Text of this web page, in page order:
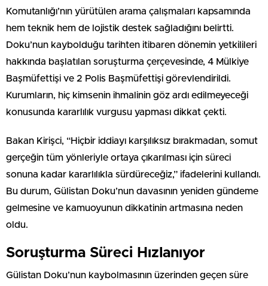
Komutanlığı’nın yürütülen arama çalışmaları kapsamında
hem teknik hem de lojistik destek sağladığını belirtti.
Doku’nun kaybolduğu tarihten itibaren dönemin yetkilileri
hakkında başlatılan soruşturma çerçevesinde, 4 Mülkiye
Başmüfettişi ve 2 Polis Başmüfettişi görevlendirildi.
Kurumların, hiç kimsenin ihmalinin göz ardı edilmeyeceği
konusunda kararlılık vurgusu yapması dikkat çekti.
Bakan Kirişci, “Hiçbir iddiayı karşılıksız bırakmadan, somut
gerçeğin tüm yönleriyle ortaya çıkarılması için süreci
sonuna kadar kararlılıkla sürdüreceğiz,” ifadelerini kullandı.
Bu durum, Gülistan Doku’nun davasının yeniden gündeme
gelmesine ve kamuoyunun dikkatinin artmasına neden
oldu.
Soruşturma Süreci Hızlanıyor
Gülistan Doku’nun kaybolmasının üzerinden geçen süre